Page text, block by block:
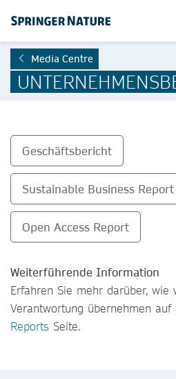
Media Centre
Geschäftsbericht
Sustainable Business Report
Open Access Report
Weiterführende Information
Erfahren Sie mehr darüber, wie
Verantwortung übernehmen auf
Reports Seite.